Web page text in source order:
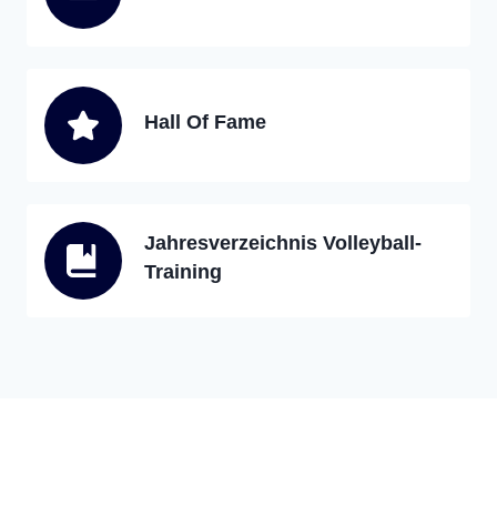
Hall Of Fame
Jahresverzeichnis Volleyball-
Training